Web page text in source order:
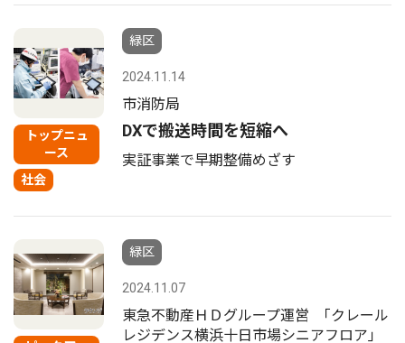
トップニュ
ース
社会
緑区
2024.11.14
市消防局
DXで搬送時間を短縮へ
実証事業で早期整備めざす
緑区
2024.11.07
東急不動産ＨＤグループ運営 ｢クレール
レジデンス横浜十日市場シニアフロア｣